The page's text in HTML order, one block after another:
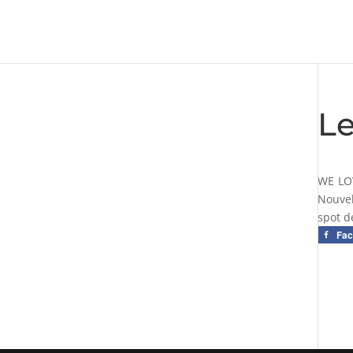
WE
spot